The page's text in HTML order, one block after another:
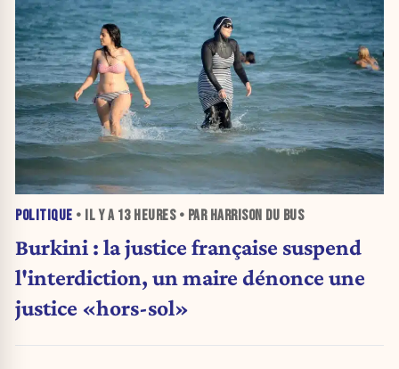
POLITIQUE • IL Y A 13 HEURES• PAR HARRISON DU BUS
Burkini : la justice française suspend
l'interdiction, un maire dénonce une
justice «hors-sol»